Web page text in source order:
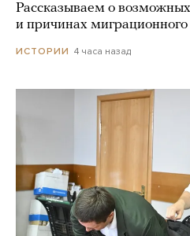
Рассказываем о
и причинах
ИСТОРИИ 4 часа назад